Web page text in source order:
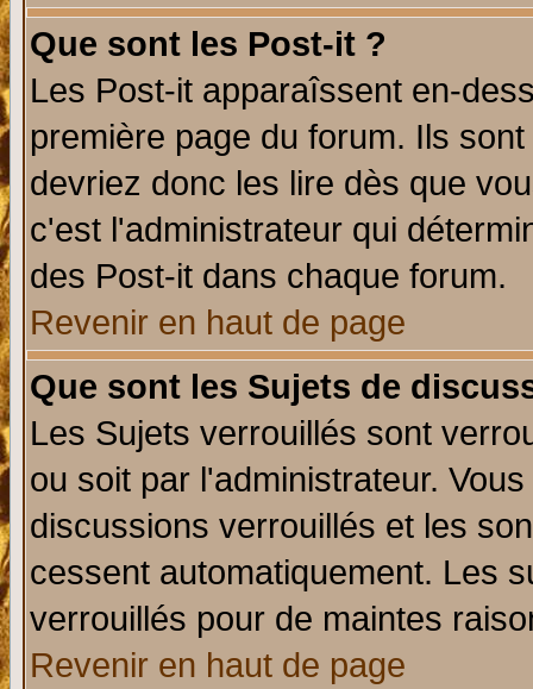
Que sont les Post-it ?
Les Post-it apparaîssent en-
première page du forum. Ils
devriez donc les lire dès que
c'est l'administrateur qui
des Post-it dans chaque forum.
Revenir en haut de page
Que sont les Sujets de
Les Sujets verrouillés sont
ou soit par l'administrateur.
discussions verrouillés et les
cessent automatiquement. Les
verrouillés pour de maintes
Revenir en haut de page